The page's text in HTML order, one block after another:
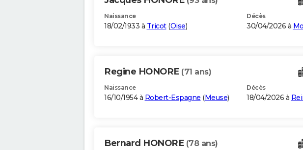
Naissance
18/02/1933 à Tricot(Oise)
Décès
30/04/2026 à
Regine HONORE (71 ans)
Naissance
16/10/1954 à Robert-Espagne (Meuse)
Décès
18/04/2026 à
Bernard HONORE (78 ans)